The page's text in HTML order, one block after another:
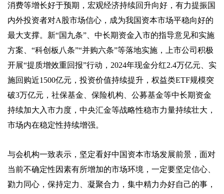
消费等增长好于预期，宏观经济持续回升向好，有力提振国
内外投资者对A股市场信心，成为我国资本市场平稳向好的
最大支撑。新“国九条”、中长期资金入市的指导意见和实施
方案、“科创板八条”“并购六条”等落地实施，上市公司积极
开展“提质增效重回报”行动，2024年现金分红2.4万亿元、实
施回购近1500亿元，投资价值持续提升，权益类ETF规模突
破3万亿元，社保基金、保险机构、公募基金等中长期资金
持续加大入市力度，中央汇金等战略性稳市力量持续壮大，
市场内在稳定性持续增强。
与会机构一致表示，坚定看好中国资本市场发展前景，面对
当前不确定性因素有所增加的市场环境，一定要坚定信心、
勠力同心，保持定力、凝聚合力，集中精力办好自己的事，